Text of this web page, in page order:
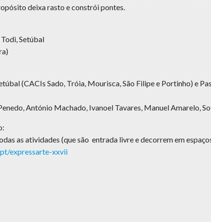
deixa rasto e constrói pontes.
Setúbal
(CACIs Sado, Tróia, Mourisca, São Filipe e Portinho) e
António Machado, Ivanoel Tavares, Manuel Amarelo,
as atividades (que são entrada livre e decorrem em
expressarte-xxvii